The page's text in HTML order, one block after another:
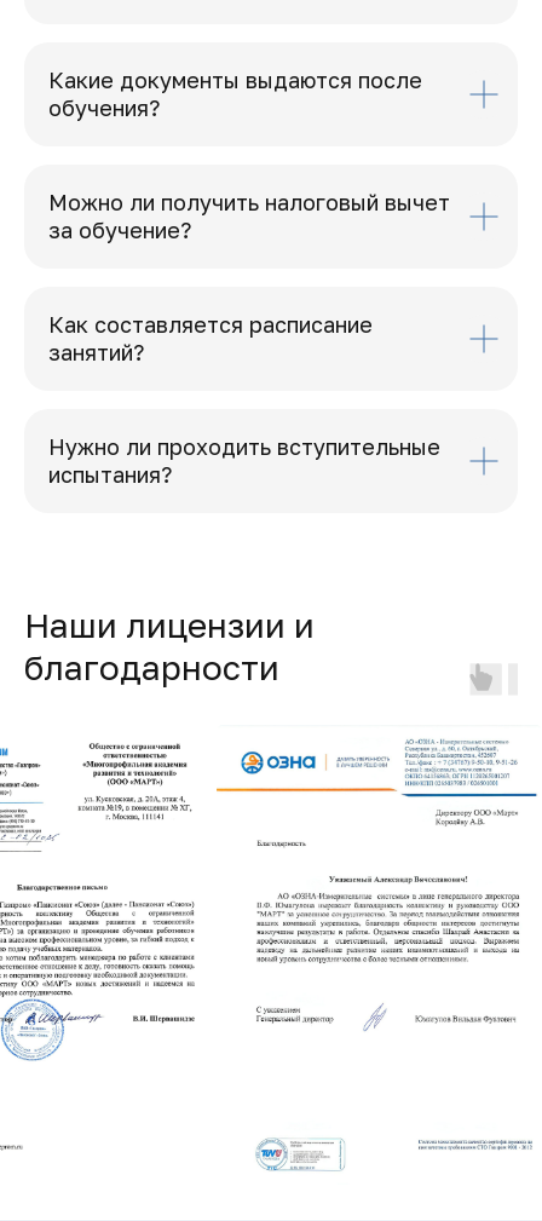
Какие документы выдаются после
обучения?
Можно ли получить налоговый вычет
за обучение?
Как составляется расписание
занятий?
Нужно ли проходить вступительные
испытания?
Наши лицензии и
благодарности